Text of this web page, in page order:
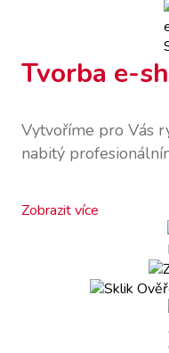
Tvorba e-
Vytvoříme pro Vás
nabitý
Zobrazit více